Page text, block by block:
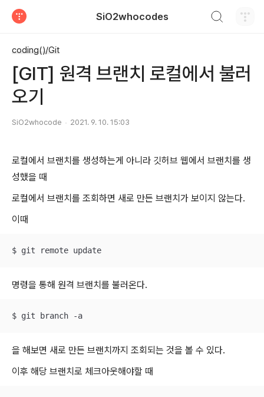
SiO2whocodes
coding()/Git
[GIT] 원격 브랜치 로컬에서 불러
오기
SiO2whocode 2021. 9. 10. 15:03
로컬에서 브랜치를 생성하는게 아니라 깃허브 웹에서 브랜치를 생
성했을 때
로컬에서 브랜치를 조회하면 새로 만든 브랜치가 보이지 않는다.
이때
$ git remote update
명령을 통해 원격 브랜치를 불러온다.
$ git branch -a
을 해보면 새로 만든 브랜치까지 조회되는 것을 볼 수 있다.
이후 해당 브랜치로 체크아웃해야할 때